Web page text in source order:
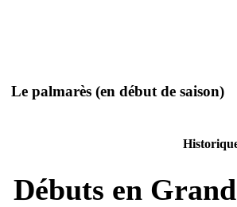
Le palmarès (en début de saison)
Débuts en